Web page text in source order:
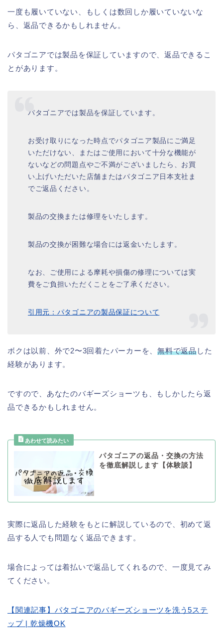
一度も履いていない、もしくは数回しか履いていないな
ら、返品できるかもしれません。
パタゴニアでは製品を保証していますので、返品できるこ
とがあります。
パタゴニアでは製品を保証しています。
お受け取りになった時点でパタゴニア製品にご満足
いただけない、またはご使用において十分な機能が
ないなどの問題点やご不満がございましたら、お買
い上げいただいた店舗またはパタゴニア日本支社ま
でご返品ください。
製品の交換または修理をいたします。
製品の交換が困難な場合には返金いたします。
なお、ご使用による摩耗や損傷の修理については実
費をご負担いただくことをご了承ください。
引用元：パタゴニアの製品保証について
ボクは以前、外で2〜3回着たパーカーを、無料で返品した
経験があります。
ですので、あなたのバギーズショーツも、もしかしたら返
品できるかもしれません。
パタゴニアの返品・交換の方法
を徹底解説します【体験談】
実際に返品した経験をもとに解説しているので、初めて返
品する人でも問題なく返品できます。
場合によっては着払いで返品してくれるので、一度見てみ
てください。
【関連記事】パタゴニアのバギーズショーツを洗う5ステ
ップ | 乾燥機OK